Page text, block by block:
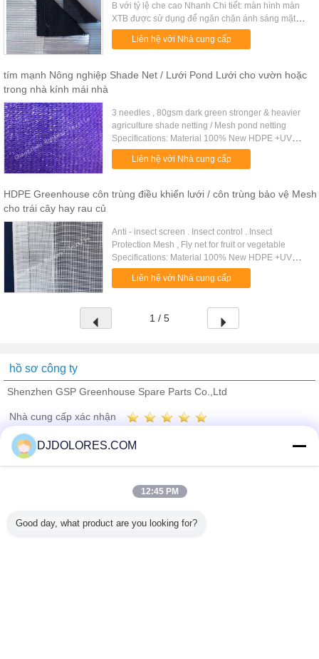
B với tỷ lệ che cao Nhanh Chi tiết: màn hình màn
XTB được sử dụng để ngăn chặn ánh sáng mặt
trời đi vào một nhà kính. Nó là cần thiết để kiểm
soát thời gian nở hoa. ...
Liên hệ với Nhà cung cấp
tím mạnh Nông nghiệp Shade Net / Lưới Pond Lưới cho vườn hoặc
trong nhà kính mái nhà
3 needles , 80gsm dark green stronger & heavier
agriculture shade netting / Mesh pond netting
Specifications: Material 100% New HDPE +UV
stabilized Weight 35gsm-380gsm On request
Shade rate 10%-99% Net width .....
Liên hệ với Nhà cung cấp
HDPE Greenhouse côn trùng điều khiển lưới / côn trùng bảo vệ Mesh
cho trái cây hay rau củ
Anti - insect screen . Insect control . Insect
Protection Mesh , Fly net for fruit or vegetable
Specifications: Material 100% New HDPE +UV
stabilized Weight 35gsm-200gsm On request
Shade rate 10%-99% Net width ...
Liên hệ với Nhà cung cấp
1 / 5
hồ sơ công ty
Shenzhen GSP Greenhouse Spare Parts Co.,Ltd
Nhà cung cấp xác nhận
Trust Seal
Tất cả sản phẩm
DJDOLORES.COM
12:45 PM
Good day, what product are you looking for?